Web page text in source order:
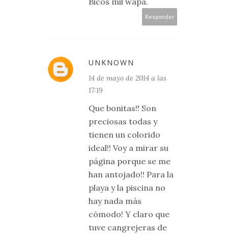
Responder
UNKNOWN
14 de mayo de 2014 a las
17:19
Que bonitas!! Son
preciosas todas y
tienen un colorido
ideal!! Voy a mirar su
página porque se me
han antojado!! Para la
playa y la piscina no
hay nada más
cómodo! Y claro que
tuve cangrejeras de